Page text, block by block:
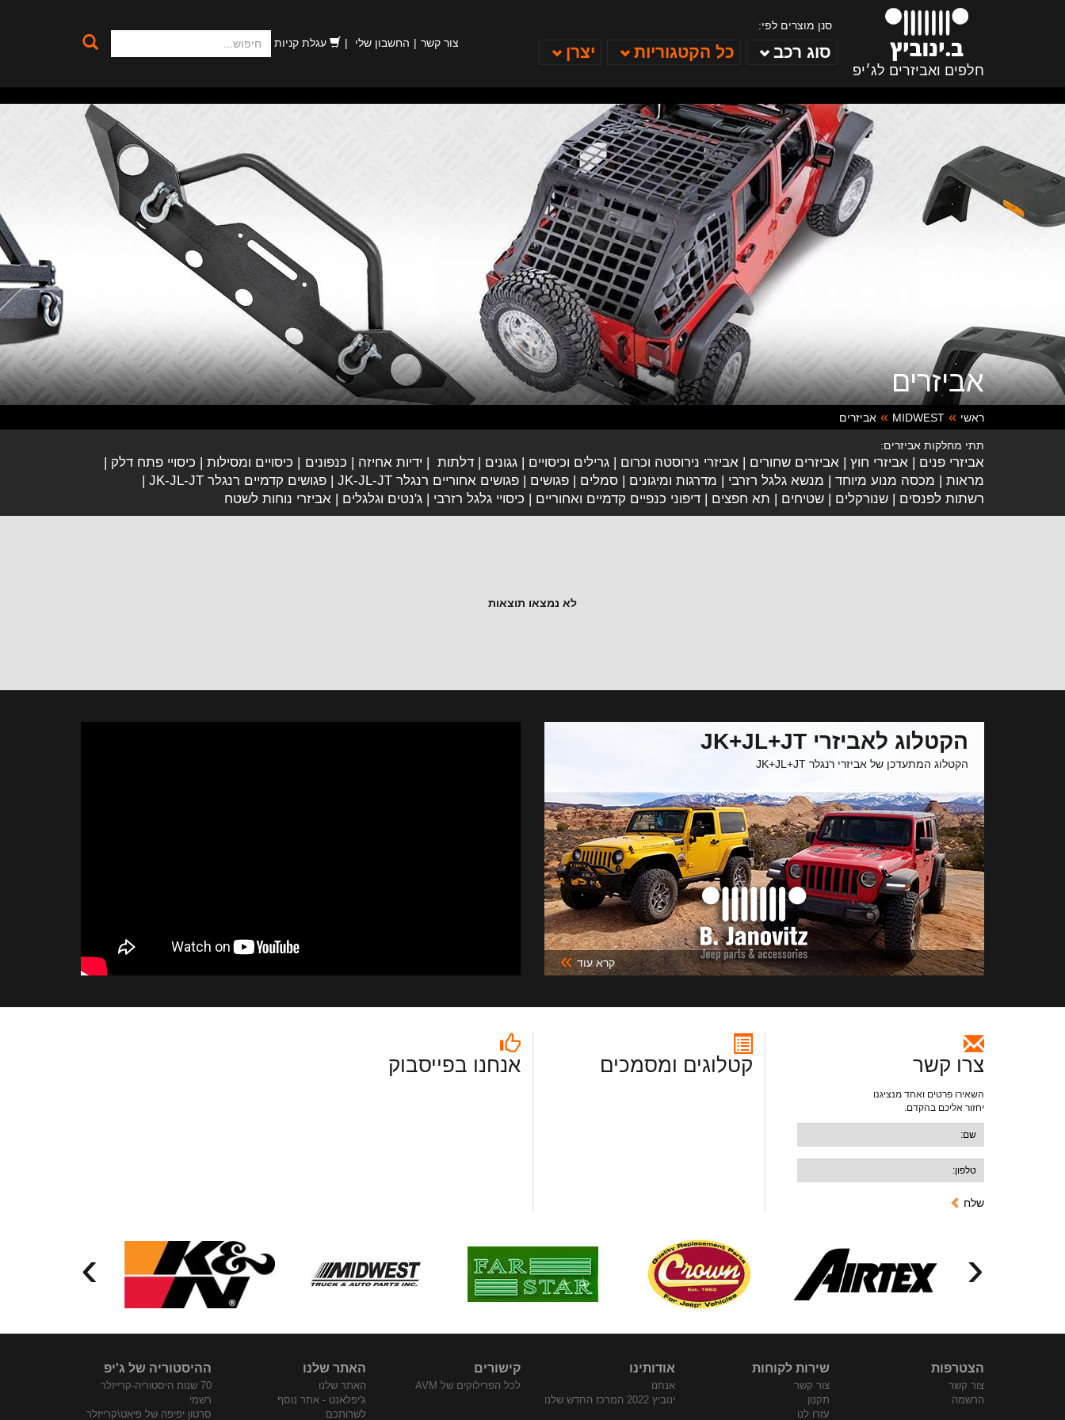
ב. ינוביץ
חלפים ואביזרים לג׳יפ
צור קשר החשבון שלי עגלת קניות
אביזרים
סנן מוצרים לפי:
סוג רכב כל הקטגוריות יצרן
ראשי MIDWEST אביזרים
תתי מחלקות אביזרים:
אביזרי פנים אביזרי חוץ אביזרים שחורים אביזרי נירוסטה וכרום גרילים וכיסויים גגונים דלתות ידיות אחיזה כנפונים כיסויים ומסילות
כיסויי פתח דלק
מראות
מכסה מנוע מיוחד מנשא גלגל רזרבי מדרגות ומיגונים סמלים פגושים פגושים אחוריים רנגלר JK-JL-JT
פגושים קדמיים רנגלר JK-JL-JT
רשתות לפנסים
שנורקלים שטיחים תא חפצים דיפוני כנפיים קדמיים ואחוריים כיסויי גלגל רזרבי ג'נטים וגלגלים אביזרי נוחות לשטח
לא נמצאו תוצאות
הקטלוג לאביזרי JK+JL+JT
הקטלוג המתעדכן של אביזרי רנגלר JK+JL+JT
קרא עוד »
צרו קשר
השאירו פרטים ואחד מנציגנו
יחזור אליכם בהקדם.
שלח
קטלוגים ומסמכים אנחנו בפייסבוק
› ‹
הצטרפות
צור קשר
הרשמה
שירות לקוחות
צור קשר
תקנון
עזרו לנו
אודותינו
אנחנו
ינוביץ 2022 המרכז החדש שלנו
קישורים
לכל הפרילוקים של AVM
האתר שלנו
האתר שלנו
ג'יפלאנט - אתר נוסף
לשרותכם
ההיסטוריה של ג'יפ
70 שנות היסטוריה-קרייזלר
רשמי
סרטון יפיפה של פיאט\קרייזלר